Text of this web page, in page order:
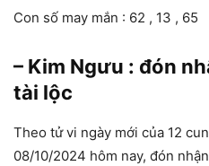
Con số may mắn : 62 , 13 , 65
– Kim Ngưu : đón
tài lộc
Theo tử vi ngày mới của 12
08/10/2024 hôm nay, đón